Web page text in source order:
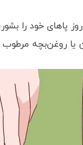
پاهای خود را
یا روغن‌بچه